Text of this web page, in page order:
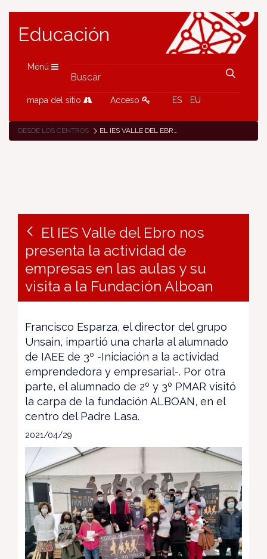
Educación
Menú
mapa del sitio Acceso ES EU
DESDE LOS CENTROS EL IES VALLE DEL EBRO NOS PRESENTA LA ACTIVIDAD DE EMPRESAS EN LAS AULAS Y SU VISITA A LA FUNDACIÓN ALBOAN
El IES Valle del Ebro nos
presenta la actividad de
empresas en las aulas y su
visita a la Fundación Alboan
Francisco Esparza, el director del grupo
Unsain, impartió una charla al alumnado
de IAEE de 3º -Iniciación a la actividad
emprendedora y empresarial-. Por otra
parte, el alumnado de 2º y 3º PMAR visitó
la carpa de la fundación ALBOAN, en el
centro del Padre Lasa.
2021/04/29